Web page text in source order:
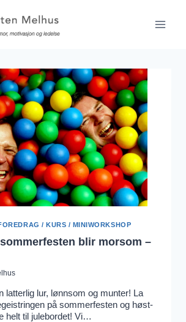
/ KURS / MINIWORKSHOP
blir morsom –
latterlig lur, lønnsom og munter! La
på sommerfesten og høst-
helt til julebordet! Vi…